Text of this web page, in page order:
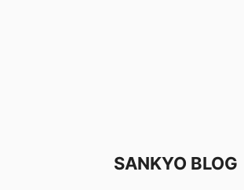
SANKYO BLOG